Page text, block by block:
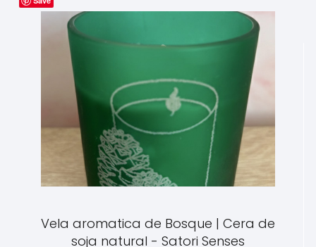
Vela aromatica de Bosque | Cera de
soja natural - Satori Senses